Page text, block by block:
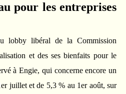
pour les entreprises
lobby libéral de la Commission
et des ses bienfaits pour le
à Engie, qui concerne encore un
juillet et de 5,3 % au 1er août, sur